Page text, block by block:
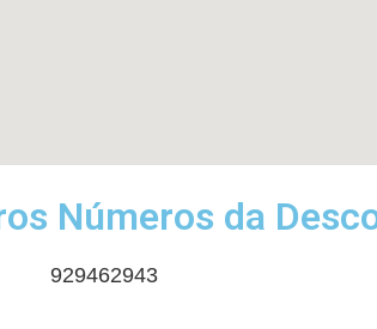
Números da
929462943